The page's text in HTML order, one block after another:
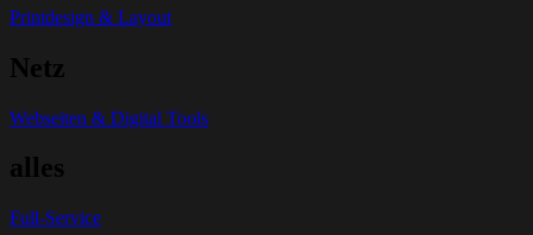
Printdesign & Layout
Netz
Webseiten & Digital Tools
alles
Full-Service